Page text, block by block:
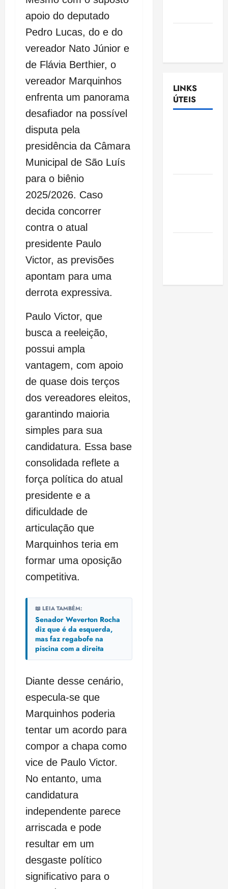
apoio do deputado
Pedro Lucas, do e do
vereador Nato Júnior e
de Flávia Berthier, o
vereador Marquinhos
enfrenta um panorama
desafiador na possível
disputa pela
presidência da Câmara
Municipal de São Luís
para o biênio
2025/2026. Caso
decida concorrer
contra o atual
presidente Paulo
Victor, as previsões
apontam para uma
derrota expressiva.
Paulo Victor, que
busca a reeleição,
possui ampla
vantagem, com apoio
de quase dois terços
dos vereadores eleitos,
garantindo maioria
simples para sua
candidatura. Essa base
consolidada reflete a
força política do atual
presidente e a
dificuldade de
articulação que
Marquinhos teria em
formar uma oposição
competitiva.
📖 LEIA TAMBÉM:
Senador Weverton Rocha
diz que é da esquerda,
mas faz regabofe na
piscina com a direita
Diante desse cenário,
especula-se que
Marquinhos poderia
tentar um acordo para
compor a chapa como
vice de Paulo Victor.
No entanto, uma
candidatura
independente parece
arriscada e pode
resultar em um
desgaste político
significativo para o
LINKS
ÚTEIS